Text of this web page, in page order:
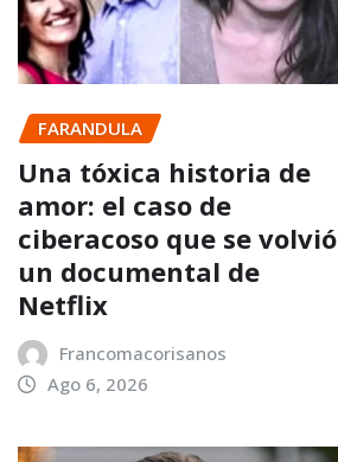
FARANDULA
Una tóxica historia de
amor: el caso de
ciberacoso que se volvió
un documental de
Netflix
Francomacorisanos
Ago 6, 2026